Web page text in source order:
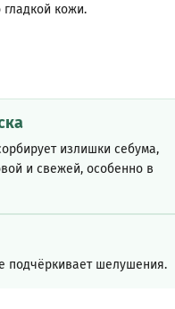
кожи.
излишки себума,
и свежей, особенно в
подчёркивает шелушения.